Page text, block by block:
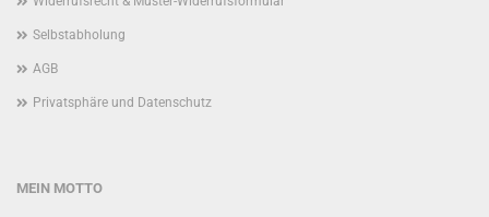
Selbstabholung
AGB
Privatsphäre und Datenschutz
MEIN MOTTO